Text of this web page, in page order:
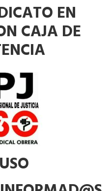
EN
CAJA DE